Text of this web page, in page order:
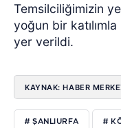
Temsilciliğimizin
yoğun bir
yer verildi.
KAYNAK: HABER
# ŞANLIURFA #